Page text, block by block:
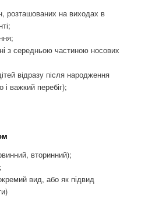
розташованих на виходах в
з середньою частиною носових
відразу після народження
і важкий перебіг);
вторинний);
вид, або як підвид